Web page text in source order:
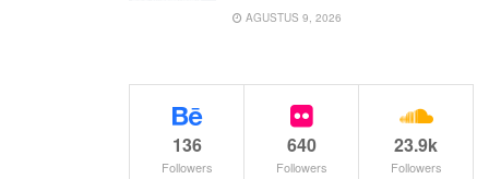
AGUSTUS 9, 2026
136
Followers
640
Followers
23.9k
Followers